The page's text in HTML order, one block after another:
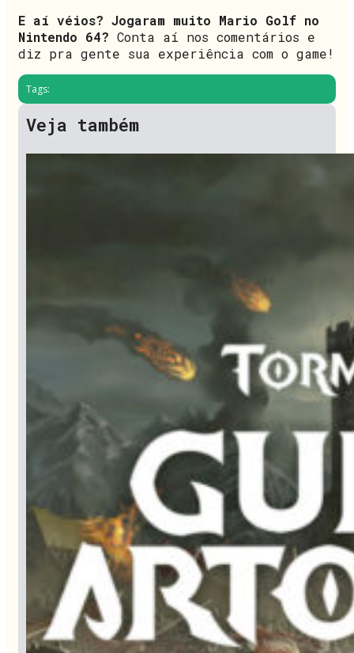
E aí véios? Jogaram muito Mario Golf no
Nintendo 64? Conta aí nos comentários e
diz pra gente sua experiência com o game!
Tags:
Veja também